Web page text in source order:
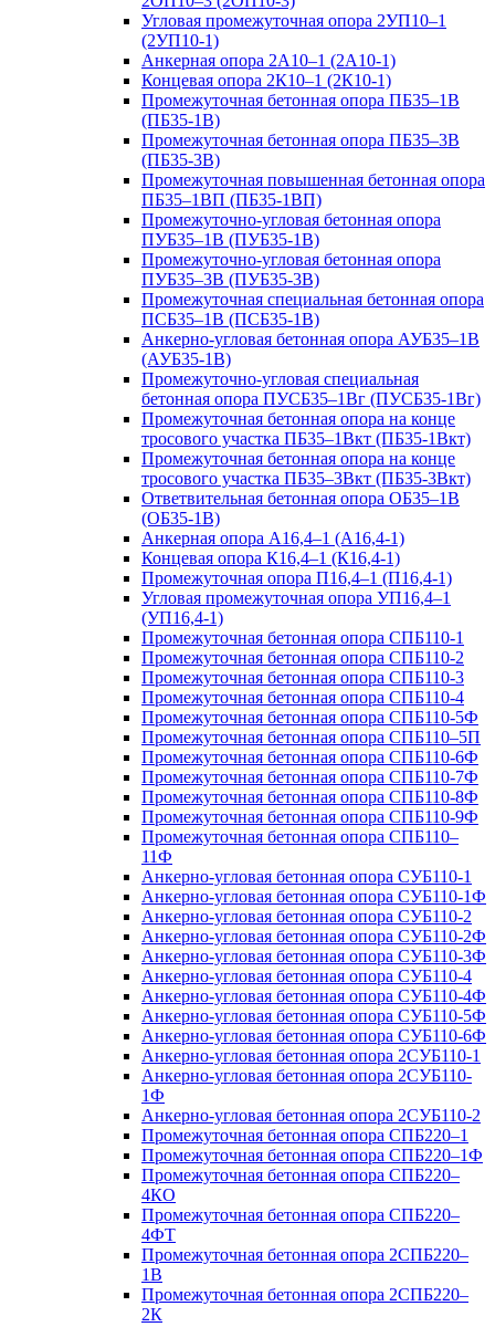
Угловая промежуточная опора 2УП10–1
(2УП10-1)
Анкерная опора 2А10–1 (2А10-1)
Концевая опора 2К10–1 (2К10-1)
Промежуточная бетонная опора ПБ35–1В
(ПБ35-1В)
Промежуточная бетонная опора ПБ35–3В
(ПБ35-3В)
Промежуточная повышенная бетонная опора
ПБ35–1ВП (ПБ35-1ВП)
Промежуточно-угловая бетонная опора
ПУБ35–1В (ПУБ35-1В)
Промежуточно-угловая бетонная опора
ПУБ35–3В (ПУБ35-3В)
Промежуточная специальная бетонная опора
ПСБ35–1В (ПСБ35-1В)
Анкерно-угловая бетонная опора АУБ35–1В
(АУБ35-1В)
Промежуточно-угловая специальная
бетонная опора ПУСБ35–1Вг (ПУСБ35-1Вг)
Промежуточная бетонная опора на конце
тросового участка ПБ35–1Вкт (ПБ35-1Вкт)
Промежуточная бетонная опора на конце
тросового участка ПБ35–3Вкт (ПБ35-3Вкт)
Ответвительная бетонная опора ОБ35–1В
(ОБ35-1В)
Анкерная опора А16,4–1 (А16,4-1)
Концевая опора К16,4–1 (К16,4-1)
Промежуточная опора П16,4–1 (П16,4-1)
Угловая промежуточная опора УП16,4–1
(УП16,4-1)
Промежуточная бетонная опора СПБ110-1
Промежуточная бетонная опора СПБ110-2
Промежуточная бетонная опора СПБ110-3
Промежуточная бетонная опора СПБ110-4
Промежуточная бетонная опора СПБ110-5Ф
Промежуточная бетонная опора СПБ110–5П
Промежуточная бетонная опора СПБ110-6Ф
Промежуточная бетонная опора СПБ110-7Ф
Промежуточная бетонная опора СПБ110-8Ф
Промежуточная бетонная опора СПБ110-9Ф
Промежуточная бетонная опора СПБ110–
11Ф
Анкерно-угловая бетонная опора СУБ110-1
Анкерно-угловая бетонная опора СУБ110-1Ф
Анкерно-угловая бетонная опора СУБ110-2
Анкерно-угловая бетонная опора СУБ110-2Ф
Анкерно-угловая бетонная опора СУБ110-3Ф
Анкерно-угловая бетонная опора СУБ110-4
Анкерно-угловая бетонная опора СУБ110-4Ф
Анкерно-угловая бетонная опора СУБ110-5Ф
Анкерно-угловая бетонная опора СУБ110-6Ф
Анкерно-угловая бетонная опора 2СУБ110-1
Анкерно-угловая бетонная опора 2СУБ110-
1Ф
Анкерно-угловая бетонная опора 2СУБ110-2
Промежуточная бетонная опора СПБ220–1
Промежуточная бетонная опора СПБ220–1Ф
Промежуточная бетонная опора СПБ220–
4КО
Промежуточная бетонная опора СПБ220–
4ФТ
Промежуточная бетонная опора 2СПБ220–
1В
Промежуточная бетонная опора 2СПБ220–
2К